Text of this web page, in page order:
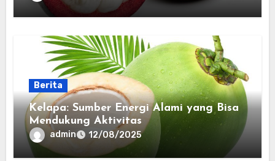
Berita
Kelapa: Sumber Energi Alami yang Bisa
Mendukung Aktivitas
admin 12/08/2025